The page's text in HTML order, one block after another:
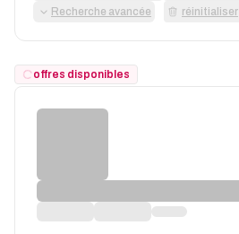
Recherche avancée réinitialiser
offres disponibles